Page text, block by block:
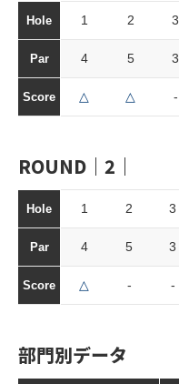
Hole 1 2 3
Par 4 5 3
Score △ △ -
ROUND｜2｜
Hole 1 2 3
Par 4 5 3
Score △ - -
部門別データ